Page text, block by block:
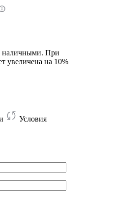
наличными. При
увеличена на 10%
Условия